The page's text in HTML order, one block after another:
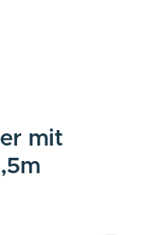
mit